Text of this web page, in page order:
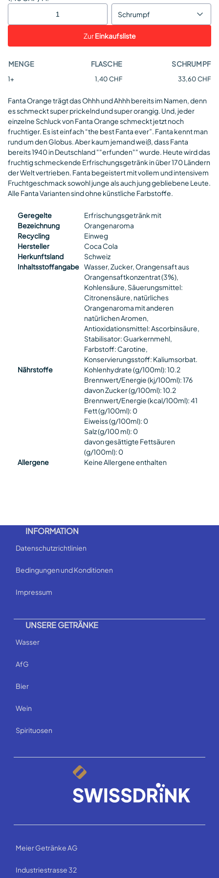
Schrumpf
ZurEinkaufsliste
MENGE FLASCHE SCHRUMPF
1+ 1,40 CHF 33,60 CHF
Fanta Orange trägt das Ohhh und Ahhh bereits im Namen, denn
es schmeckt super prickelnd und super orangig. Und, jeder
einzelne Schluck von Fanta Orange schmeckt jetzt noch
fruchtiger. Es ist einfach “the best Fanta ever”. Fanta kennt man
rund um den Globus. Aber kaum jemand weiß, dass Fanta
bereits 1940 in Deutschland ""erfunden"" wurde. Heute wird das
fruchtig schmeckende Erfrischungsgetränk in über 170 Ländern
der Welt vertrieben. Fanta begeistert mit vollem und intensivem
Fruchtgeschmack sowohl junge als auch jung gebliebene Leute.
Alle Fanta Varianten sind ohne künstliche Farbstoffe.
Geregelte
Bezeichnung
Erfrischungsgetränk mit
Orangenaroma
Recycling
Einweg
Hersteller
Coca Cola
Herkunftsland
Schweiz
Inhaltsstoffangabe Wasser, Zucker, Orangensaft aus
Orangensaftkonzentrat (3%),
Kohlensäure, Säuerungsmittel:
Citronensäure, natürliches
Orangenaroma mit anderen
natürlichen Aromen,
Antioxidationsmittel: Ascorbinsäure,
Stabilisator: Guarkernmehl,
Farbstoff: Carotine,
Konservierungsstoff: Kaliumsorbat.
Nährstoffe
Kohlenhydrate (g/100ml): 10.2
Brennwert/Energie (kj/100ml): 176
davon Zucker (g/100ml): 10.2
Brennwert/Energie (kcal/100ml): 41
Fett (g/100ml): 0
Eiweiss (g/100ml): 0
Salz (g/100 ml): 0
davon gesättigte Fettsäuren
(g/100ml): 0
Allergene
Keine Allergene enthalten
INFORMATION
Datenschutzrichtlinien
Bedingungen und Konditionen
Impressum
UNSERE GETRÄNKE
Wasser
AfG
Bier
Wein
Spirituosen
Meier Getränke AG
Industriestrasse 32